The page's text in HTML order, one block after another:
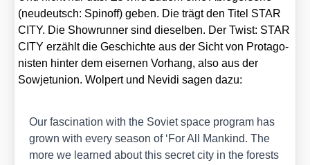
(neu­deutsch: Spin­off) geben. Die trägt den Titel STAR
CITY. Die Show­run­ner sind die­sel­ben. Der Twist: STAR
CITY erzählt die Geschich­te aus der Sicht von Prot­ago­
nis­ten hin­ter dem eiser­nen Vor­hang, also aus der
Sowjet­uni­on. Wol­pert und Nevi­di sagen dazu:
Our fasci­na­ti­on with the Soviet space pro­gram has
grown with every sea­son of ‘For All Man­kind. The
more we lear­ned about this secret city in the forests